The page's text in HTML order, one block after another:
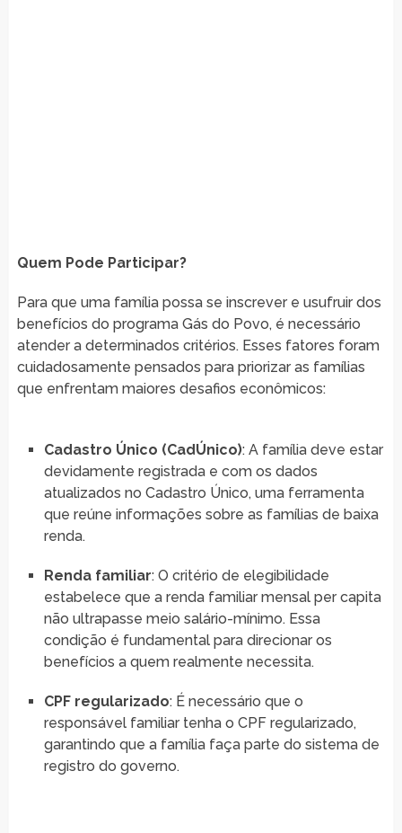
Quem Pode Participar?
Para que uma família possa se inscrever e usufruir dos
benefícios do programa Gás do Povo, é necessário
atender a determinados critérios. Esses fatores foram
cuidadosamente pensados para priorizar as famílias
que enfrentam maiores desafios econômicos:
Cadastro Único (CadÚnico): A família deve estar
devidamente registrada e com os dados
atualizados no Cadastro Único, uma ferramenta
que reúne informações sobre as famílias de baixa
renda.
Renda familiar: O critério de elegibilidade
estabelece que a renda familiar mensal per capita
não ultrapasse meio salário-mínimo. Essa
condição é fundamental para direcionar os
benefícios a quem realmente necessita.
CPF regularizado: É necessário que o
responsável familiar tenha o CPF regularizado,
garantindo que a família faça parte do sistema de
registro do governo.